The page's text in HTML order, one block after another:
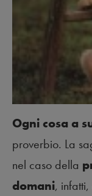
Ogni cosa a
proverbio. La
nel caso della
domani,